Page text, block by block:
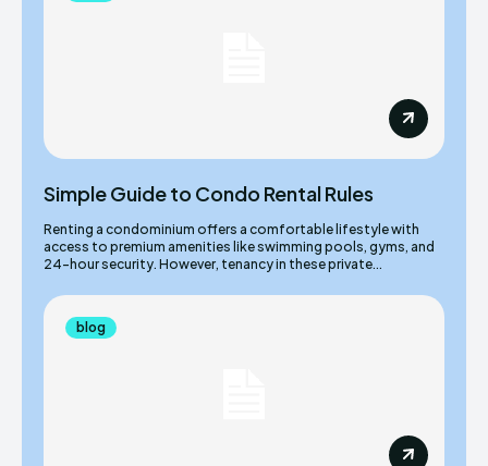
Simple Guide to Condo Rental Rules
Renting a condominium offers a comfortable lifestyle with
access to premium amenities like swimming pools, gyms, and
24-hour security. However, tenancy in these private...
blog